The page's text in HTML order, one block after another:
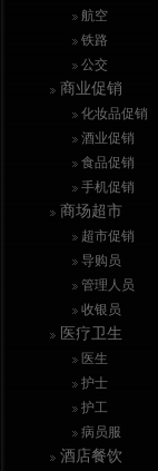
航空
铁路
公交
商业促销
化妆品促销
酒业促销
食品促销
手机促销
商场超市
超市促销
导购员
管理人员
收银员
医疗卫生
医生
护士
护工
病员服
酒店餐饮